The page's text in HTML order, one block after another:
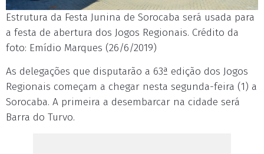
Estrutura da Festa Junina de Sorocaba será usada para
a festa de abertura dos Jogos Regionais. Crédito da
foto: Emídio Marques (26/6/2019)
As delegações que disputarão a 63ª edição dos Jogos
Regionais começam a chegar nesta segunda-feira (1) a
Sorocaba. A primeira a desembarcar na cidade será
Barra do Turvo.